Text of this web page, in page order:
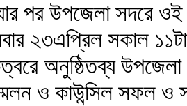
পর উপজেলা সদরে
২৩এপ্রিল সকাল
অনুষ্ঠিতব্য
ও কাউন্সিল সফল ও